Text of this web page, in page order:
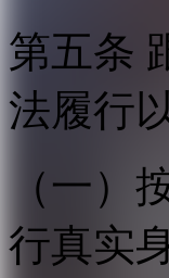
第五条
法履行
（一）
行真实